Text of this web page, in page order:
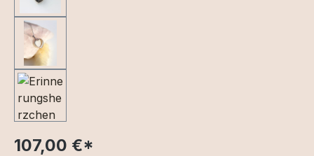
107,00 €*